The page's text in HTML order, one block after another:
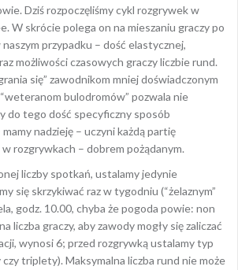
Dziś rozpoczęliśmy cykl rozgrywek w
W skrócie polega on na mieszaniu graczy po
przypadku – dość elastycznej,
możliwości czasowych graczy liczbie rund.
się” zawodnikom mniej doświadczonym
bulodromów” pozwala nie
do tego dość specyficzny sposób
nadzieję – uczyni każdą partię
rozgrywkach – dobrem pożądanym.
liczby spotkań, ustalamy jedynie
się skrzykiwać raz w tygodniu (“żelaznym”
godz. 10.00, chyba że pogoda powie: non
liczba graczy, aby zawody mogły się zaliczać
wynosi 6; przed rozgrywką ustalamy typ
triplety). Maksymalna liczba rund nie może